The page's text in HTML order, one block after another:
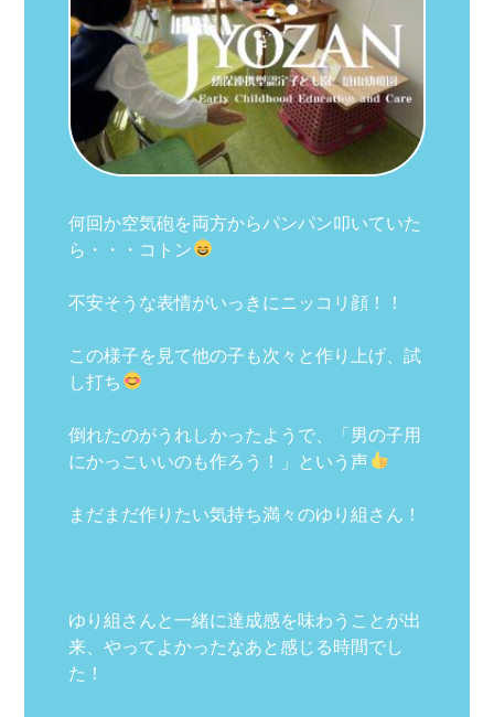
何回か空気砲を両方からパンパン叩いていた
ら・・・コトン
不安そうな表情がいっきにニッコリ顔！！
この様子を見て他の子も次々と作り上げ、試
し打ち
倒れたのがうれしかったようで、「男の子用
にかっこいいのも作ろう！」という声
まだまだ作りたい気持ち満々のゆり組さん！
ゆり組さんと一緒に達成感を味わうことが出
来、やってよかったなあと感じる時間でし
た！